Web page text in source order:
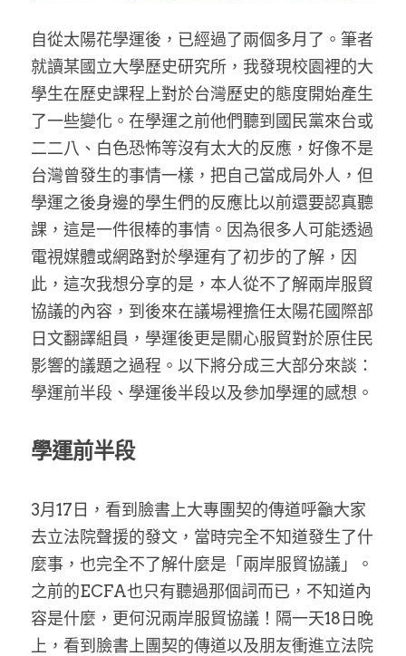
自從太陽花學運後，已經過了兩個多月了。筆者
就讀某國立大學歷史研究所，我發現校園裡的大
學生在歷史課程上對於台灣歷史的態度開始產生
了一些變化。在學運之前他們聽到國民黨來台或
二二八、白色恐怖等沒有太大的反應，好像不是
台灣曾發生的事情一樣，把自己當成局外人，但
學運之後身邊的學生們的反應比以前還要認真聽
課，這是一件很棒的事情。因為很多人可能透過
電視媒體或網路對於學運有了初步的了解，因
此，這次我想分享的是，本人從不了解兩岸服貿
協議的內容，到後來在議場裡擔任太陽花國際部
日文翻譯組員，學運後更是關心服貿對於原住民
影響的議題之過程。以下將分成三大部分來談：
學運前半段、學運後半段以及參加學運的感想。
學運前半段
3月17日，看到臉書上大專團契的傳道呼籲大家
去立法院聲援的發文，當時完全不知道發生了什
麼事，也完全不了解什麼是「兩岸服貿協議」。
之前的ECFA也只有聽過那個詞而已，不知道內
容是什麼，更何況兩岸服貿協議！隔一天18日晚
上，看到臉書上團契的傳道以及朋友衝進立法院